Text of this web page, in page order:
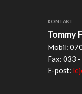
KONTAKT
Tommy
Mobil:
Fax: 033
E-post: